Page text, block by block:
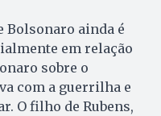
Bolsonaro ainda é
em relação
sobre o
com a guerrilha e
O filho de Rubens,